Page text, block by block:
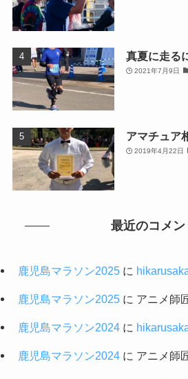
真夏に走る
2021年7月9日
アマチュア
2019年4月22日
最近のコメン
鹿児島マラソン2025に
鹿児島マラソン2025に アニメ師
鹿児島マラソン2024に
鹿児島マラソン2024に アニメ師